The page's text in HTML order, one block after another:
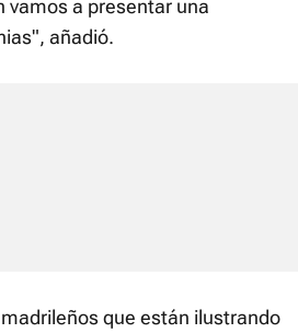
vamos a presentar una
añadió.
que están ilustrando